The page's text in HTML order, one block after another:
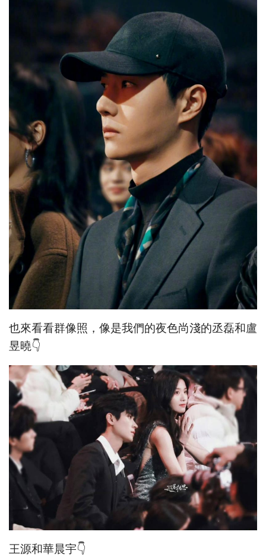
也來看看群像照，像是我們的夜色尚淺的丞磊和盧
昱曉👇
王源和華晨宇👇